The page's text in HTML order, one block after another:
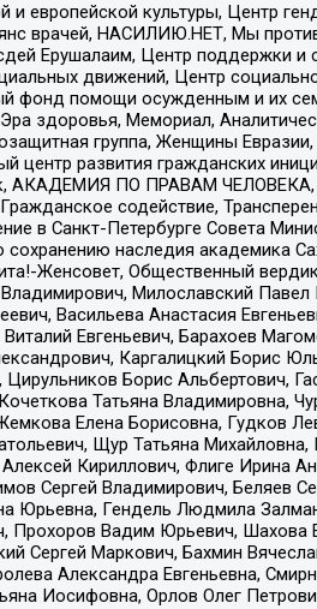
европейской культуры, Центр
врачей, НАСИЛИЮ.НЕТ, Мы
Ерушалаим, Центр поддержки и
движений, Центр
фонд помощи осужденным и их
здоровья, Мемориал,
группа, Женщины
развития гражданских
АКАДЕМИЯ ПО ПРАВАМ ЧЕЛОВЕКА,
содействие,
в Санкт-Петербурге Совета
наследия академика
Женсовет, Общественный
Милославский
Васильева Анастасия
Евгеньевич, Барахоев
Каргалицкий Борис
Борис Альбертович,
Татьяна Владимировна,
Елена Борисовна, Гудков
Щур Татьяна
Кириллович, Флиге Ирина
Сергей Владимирович, Беляев
Юрьевна, Гендель Людмила
Прохоров Вадим Юрьевич, Шахова
Сергей Маркович, Бахмин
Александра Евгеньевна,
Иосифовна, Орлов Олег